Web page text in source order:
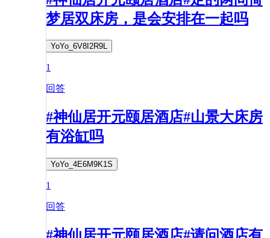
梦居双床房，是会安排在一起吗
YoYo_6V8I2R9L
1
回答
#神仙居开元颐居酒店#山景大床房
有浴缸吗
YoYo_4E6M9K1S
1
回答